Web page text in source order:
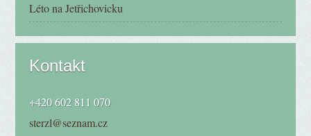
Léto na Jetřichovicku
Kontakt
+420 602 811 070
sterzl@seznam.cz